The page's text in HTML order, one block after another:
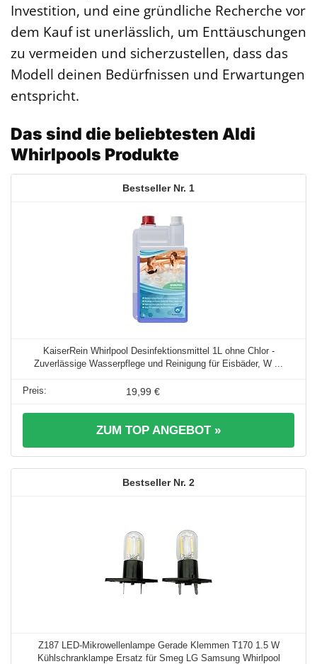
Investition, und eine gründliche Recherche vor
dem Kauf ist unerlässlich, um Enttäuschungen
zu vermeiden und sicherzustellen, dass das
Modell deinen Bedürfnissen und Erwartungen
entspricht.
Das sind die beliebtesten Aldi
Whirlpools Produkte
1
KaiserRein Whirlpool Desinfektionsmittel 1L ohne Chlor -
Zuverlässige Wasserpflege und Reinigung für Eisbäder, W ...
19,99 €
ZUM TOP ANGEBOT »
2
Z187 LED-Mikrowellenlampe Gerade Klemmen T170 1.5 W
Kühlschranklampe Ersatz für Smeg LG Samsung Whirlpool